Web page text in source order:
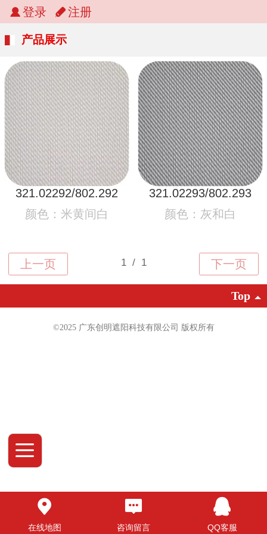
登录 注册
产品展示
321.02292/802.292
颜色：米黄间白
321.02293/802.293
颜色：灰和白
Top
©2025 广东创明遮阳科技有限公司 版权所有
在线地图 咨询留言 QQ客服